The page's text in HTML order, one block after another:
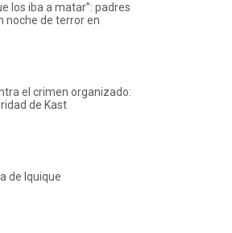
los iba a matar”: padres
noche de terror en
el crimen organizado:
de Kast
de Iquique